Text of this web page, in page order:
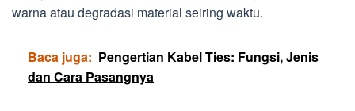
warna atau degradasi material seiring waktu.
Baca juga: Pengertian Kabel Ties: Fungsi, Jenis
dan Cara Pasangnya